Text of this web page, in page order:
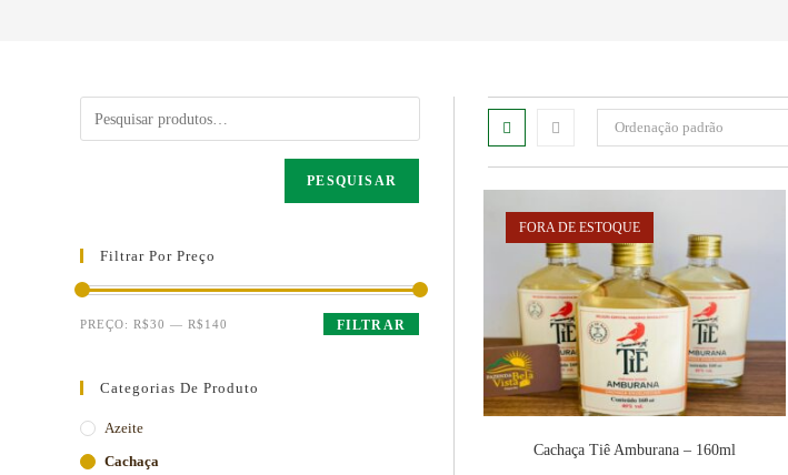
Ordenação padrão
FORA DE ESTOQUE
Cachaça Tiê Amburana – 160ml
PESQUISAR
Filtrar Por Preço
FILTRAR
PREÇO: R$30 — R$140
Categorias De Produto
Azeite
Cachaça